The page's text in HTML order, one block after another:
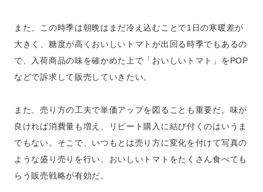
また、この時季は朝晩はまだ冷え込むことで1日の寒暖差が
大きく、糖度が高くおいしいトマトが出回る時季でもあるの
で、入荷商品の味を確かめた上で「おいしいトマト」をPOP
などで訴求して販売していきたい。
また、売り方の工夫で単価アップを図ることも重要だ。味が
良ければ消費量も増え、リピート購入に結び付くのはいうま
でもない。そこで、いつもとは売り方に変化を付けて写真の
ような盛り売りを行い、おいしいトマトをたくさん食べても
らう販売戦略が有効だ。